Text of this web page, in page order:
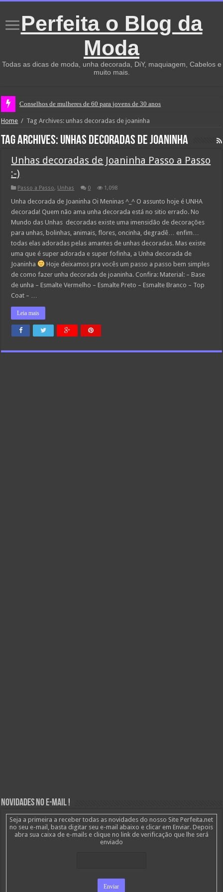
Perfeita o Blog da
Moda
Todas as dicas de moda, unha decorada, DiY, maquiagem, Cabelos e
muito mais.
Conselhos de mulheres de 60 para jovens de 30 anos
Home / Tag Archives: unhas decoradas de joaninha
Tag Archives: unhas decoradas de joaninha
Unhas decoradas de Joaninha Passo a Passo
:-)
Passo a Passo, Unhas 0 1,098
Unha decorada de Joaninha Oi Meninas ^_^ O assunto hoje é UNHA
decorada! Quem não ama unha decorada está no sitio errado. No
Mundo das Unhas decoradas existe uma imensidão de decorações
para unhas, bolinhas, animais, flores, oncinha, degradê… enfim…
todas elas adoradas pelas amantes de unhas decoradas. Mas existe
uma que é super adorada e super fofinha, a Unha decorada de
Joaninha
Hoje deixamos pra vocês um passo a passo bem simples
de como fazer unha decorada de joaninha. Confira: Material: – Base
de unha – Esmalte Vermelho – Esmalte Preto – Esmalte Branco – Top
Coat – …
Leia mais
Novidades no E-mail !
Seja a primeira a receber todas as novidades do nosso Site Perfeita.net
no seu e-mail, basta digitar seu e-mail abaixo e clicar em Enviar. Depois
abra sua caixa de e-mails e clique no link de verificação que lhe será
enviado